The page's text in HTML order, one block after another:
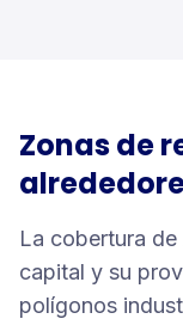
Zonas de
La cobertura de
capital y su
polígonos